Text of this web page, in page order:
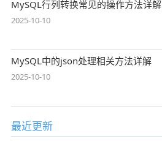
MySQL行列转换常见的操作方法详解
2025-10-10
MySQL中的json处理相关方法详解
2025-10-10
最近更新